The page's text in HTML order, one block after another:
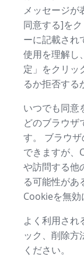
メッセージが
同意する]を
ーに記載され
使用を理解し
定」をクリッ
るか拒否する
いつでも同意
どのブラウザ
す。 ブラウ
できますが、
や訪問する他
る可能性があ
Cookieを無効
よく利用され
ック、削除方
ください。